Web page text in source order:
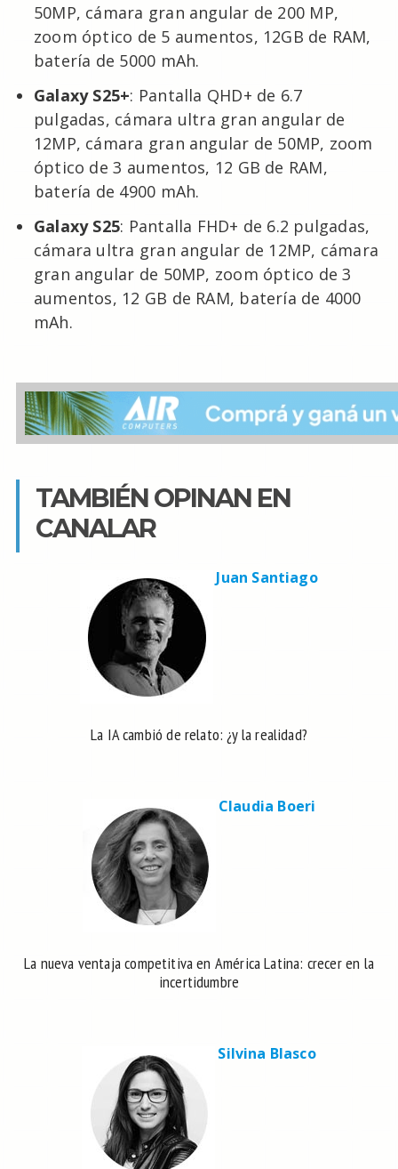
50MP, cámara gran angular de 200 MP,
zoom óptico de 5 aumentos, 12GB de RAM,
batería de 5000 mAh.
Galaxy S25+: Pantalla QHD+ de 6.7
pulgadas, cámara ultra gran angular de
12MP, cámara gran angular de 50MP, zoom
óptico de 3 aumentos, 12 GB de RAM,
batería de 4900 mAh.
Galaxy S25: Pantalla FHD+ de 6.2 pulgadas,
cámara ultra gran angular de 12MP, cámara
gran angular de 50MP, zoom óptico de 3
aumentos, 12 GB de RAM, batería de 4000
mAh.
TAMBIÉN OPINAN EN
CANALAR
Juan Santiago
La IA cambió de relato: ¿y la realidad?
Claudia Boeri
La nueva ventaja competitiva en América Latina: crecer en la
incertidumbre
Silvina Blasco